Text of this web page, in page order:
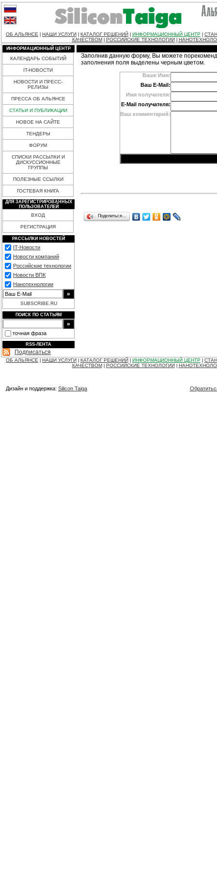
ОБ АЛЬЯНСЕ НАШИ УСЛУГИ КАТАЛОГ РЕШЕНИЙ ИНФОРМАЦИОННЫЙ ЦЕНТР
КАЧЕСТВОМ
РОССИЙСКИЕ ТЕХНОЛОГИИ
ИНФОРМАЦИОННЫЙ ЦЕНТР
КАЛЕНДАРЬ СОБЫТИЙ
IT-НОВОСТИ
НОВОСТИ И ПРЕСС-
РЕЛИЗЫ
ПРЕССА ОБ АЛЬЯНСЕ
СТАТЬИ И ПУБЛИКАЦИИ
НОВОЕ НА САЙТЕ
ТЕНДЕРЫ
ФОРУМ
СПИСКИ РАССЫЛКИ И
ДИСКУССИОННЫЕ
ГРУППЫ
ПОЛЕЗНЫЕ ССЫЛКИ
ГОСТЕВАЯ КНИГА
ДЛЯ ЗАРЕГИСТРИРОВАННЫХ
ПОЛЬЗОВАТЕЛЕЙ
ВХОД
РЕГИСТРАЦИЯ
РАССЫЛКИ НОВОСТЕЙ
IT-Новости
Новости компаний
Российские технологии
Новости ВПК
Нанотехнологии
SUBSCRIBE.RU
ПОИСК ПО СТАТЬЯМ
точная фраза
RSS-ЛЕНТА
Подписаться
Заполнив данную форму, Вы можете
заполнения поля выделены черным цветом.
Ваше Имя:
Ваш E-Mail:
Имя получателя:
E-Mail получателя:
Ваш комментарий:
Поделиться…
ОБ АЛЬЯНСЕ НАШИ УСЛУГИ КАТАЛОГ РЕШЕНИЙ ИНФОРМАЦИОННЫЙ ЦЕНТР
КАЧЕСТВОМ
РОССИЙСКИЕ ТЕХНОЛОГИИ
Дизайн и поддержка: Silicon Taiga